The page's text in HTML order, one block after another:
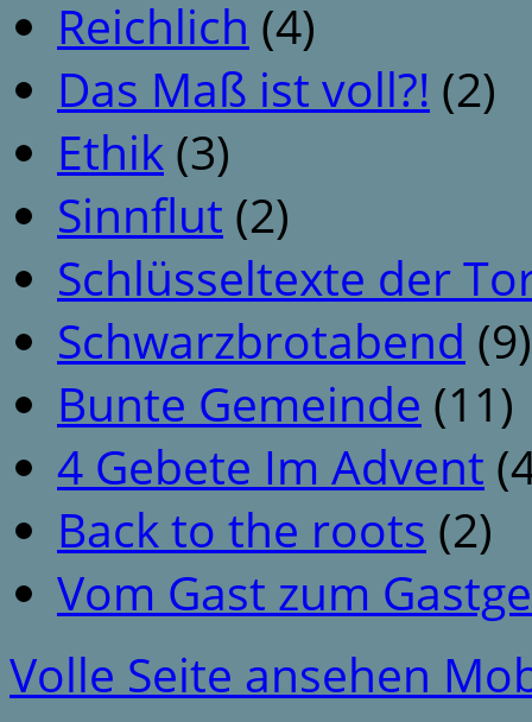
Reichlich (4)
Das Maß ist voll?! (2)
Ethik (3)
Sinnflut (2)
Schlüsseltexte der
Schwarzbrotabend (9)
Bunte Gemeinde (11)
4 Gebete Im Advent
Back to the roots (2)
Vom Gast zum
Volle Seite ansehen